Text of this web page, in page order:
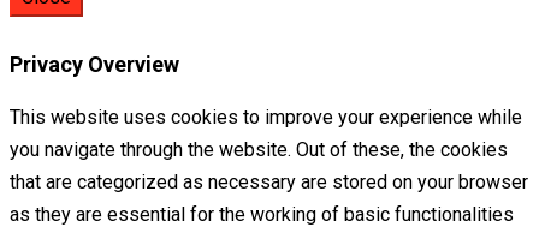
Privacy Overview
This website uses cookies to improve your experience while
you navigate through the website. Out of these, the cookies
that are categorized as necessary are stored on your browser
as they are essential for the working of basic functionalities